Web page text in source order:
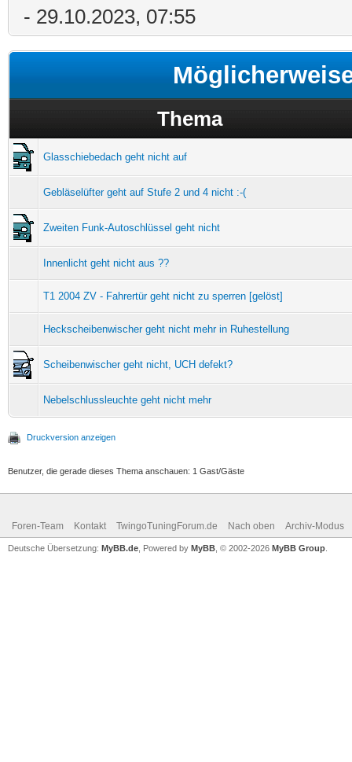
- 29.10.2023, 07:55
Thema
Glasschiebedach geht nicht auf
Gebläselüfter geht auf Stufe 2 und 4 nicht :-(
Zweiten Funk-Autoschlüssel geht nicht
Innenlicht geht nicht aus ??
T1 2004 ZV - Fahrertür geht nicht zu sperren [gelöst]
Heckscheibenwischer geht nicht mehr in Ruhestellung
Scheibenwischer geht nicht, UCH defekt?
Nebelschlussleuchte geht nicht mehr
Druckversion anzeigen
Benutzer, die gerade dieses Thema anschauen: 1 Gast/Gäste
Foren-Team Kontakt TwingoTuningForum.de Nach oben Archiv-Modus
Deutsche Übersetzung: MyBB.de , Powered by MyBB , © 2002-2026 MyBB Group